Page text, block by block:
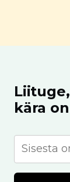
kära on